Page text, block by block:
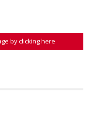
by clicking here